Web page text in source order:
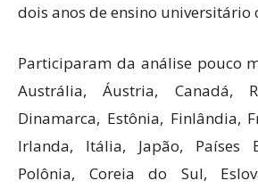
dois anos de ensino universitário
Participaram da análise pouco
Austrália, Áustria, Canadá,
Dinamarca, Estônia, Finlândia,
Irlanda, Itália, Japão, Países
Polônia, Coreia do Sul,